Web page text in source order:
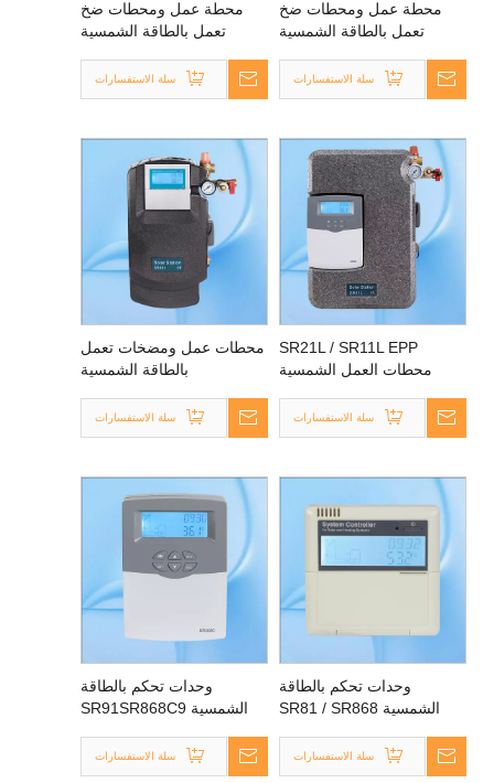
محطة عمل ومحطات ضخ
تعمل بالطاقة الشمسية
سلة الاستفسارات
محطة عمل ومحطات ضخ
تعمل بالطاقة الشمسية
SR962P
سلة الاستفسارات
SR21L / SR11L EPP
محطات العمل الشمسية
سلة الاستفسارات
محطات عمل ومضخات تعمل
بالطاقة الشمسية
سلة الاستفسارات
وحدات تحكم بالطاقة
الشمسية SR81 / SR868
المضغوط المضغوط
سلة الاستفسارات
وحدات تحكم بالطاقة
الشمسية SR91SR868C9
المضغوط المضغوط
سلة الاستفسارات